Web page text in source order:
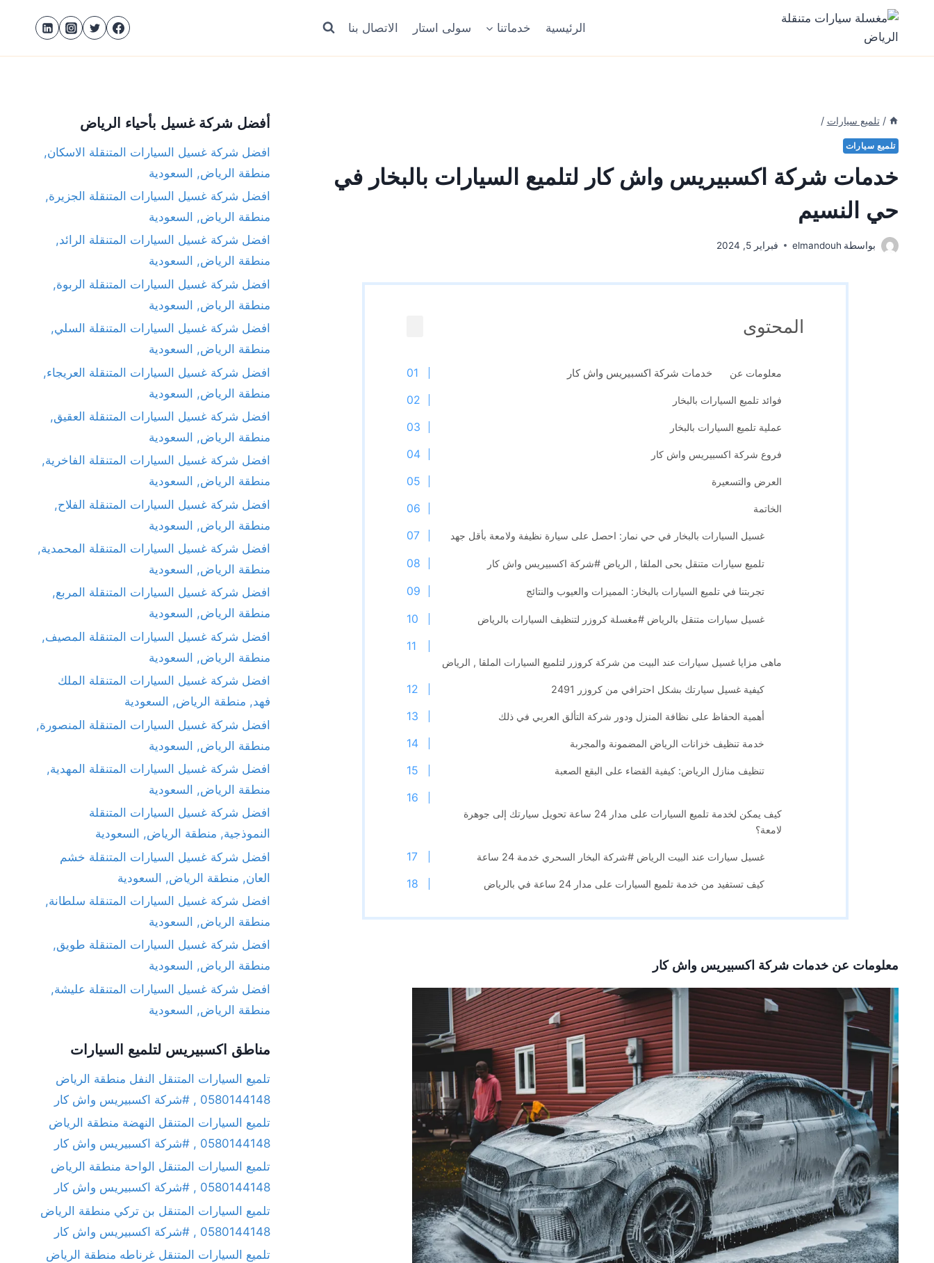
الرئيسية خدماتنا سولى استار الاتصال بنا
/ تلميع سيارات /
تلميع سيارات
خدمات شركة اكسبيريس واش كار لتلميع السيارات بالبخار في
حي النسيم
بواسطة elmandouh فبراير 5, 2024
المحتوى
معلومات عن خدمات شركة اكسبيريس واش كار
فوائد تلميع السيارات بالبخار
عملية تلميع السيارات بالبخار
فروع شركة اكسبيريس واش كار
العرض والتسعيرة
الخاتمة
غسيل السيارات بالبخار في حي نمار: احصل على سيارة نظيفة ولامعة بأقل جهد
تلميع سيارات متنقل بحى الملقا , الرياض #شركة اكسبيريس واش كار
تجربتنا في تلميع السيارات بالبخار: المميزات والعيوب والنتائج
غسيل سيارات متنقل بالرياض #مغسلة كروزر لتنظيف السيارات بالرياض
ماهى مزايا غسيل سيارات عند البيت من شركة كروزر لتلميع السيارات الملقا , الرياض
كيفية غسيل سيارتك بشكل احترافي من كروزر 2491
أهمية الحفاظ على نظافة المنزل ودور شركة التألق العربي في ذلك
خدمة تنظيف خزانات الرياض المضمونة والمجربة
تنظيف منازل الرياض: كيفية القضاء على البقع الصعبة
كيف يمكن لخدمة تلميع السيارات على مدار 24 ساعة تحويل سيارتك إلى جوهرة
لامعة؟
غسيل سيارات عند البيت الرياض #شركة البخار السحري خدمة 24 ساعة
كيف تستفيد من خدمة تلميع السيارات على مدار 24 ساعة في بالرياض
معلومات عنخدمات شركة اكسبيريس واش كار
أفضل شركة غسيل بأحياء الرياض
افضل شركة غسيل السيارات المتنقلة الاسكان,
منطقة الرياض, السعودية
افضل شركة غسيل السيارات المتنقلة الجزيرة,
منطقة الرياض, السعودية
افضل شركة غسيل السيارات المتنقلة الرائد,
منطقة الرياض, السعودية
افضل شركة غسيل السيارات المتنقلة الربوة,
منطقة الرياض, السعودية
افضل شركة غسيل السيارات المتنقلة السلي,
منطقة الرياض, السعودية
افضل شركة غسيل السيارات المتنقلة العريجاء,
منطقة الرياض, السعودية
افضل شركة غسيل السيارات المتنقلة العقيق,
منطقة الرياض, السعودية
افضل شركة غسيل السيارات المتنقلة الفاخرية,
منطقة الرياض, السعودية
افضل شركة غسيل السيارات المتنقلة الفلاح,
منطقة الرياض, السعودية
افضل شركة غسيل السيارات المتنقلة المحمدية,
منطقة الرياض, السعودية
افضل شركة غسيل السيارات المتنقلة المربع,
منطقة الرياض, السعودية
افضل شركة غسيل السيارات المتنقلة المصيف,
منطقة الرياض, السعودية
افضل شركة غسيل السيارات المتنقلة الملك
فهد, منطقة الرياض, السعودية
افضل شركة غسيل السيارات المتنقلة المنصورة,
منطقة الرياض, السعودية
افضل شركة غسيل السيارات المتنقلة المهدية,
منطقة الرياض, السعودية
افضل شركة غسيل السيارات المتنقلة
النموذجية, منطقة الرياض, السعودية
افضل شركة غسيل السيارات المتنقلة خشم
العان, منطقة الرياض, السعودية
افضل شركة غسيل السيارات المتنقلة سلطانة,
منطقة الرياض, السعودية
افضل شركة غسيل السيارات المتنقلة طويق,
منطقة الرياض, السعودية
افضل شركة غسيل السيارات المتنقلة عليشة,
منطقة الرياض, السعودية
مناطق اكسبيريس لتلميع السيارات
تلميع السيارات المتنقل النفل منطقة الرياض
0580144148 , #شركة اكسبيريس واش كار
تلميع السيارات المتنقل النهضة منطقة الرياض
0580144148 , #شركة اكسبيريس واش كار
تلميع السيارات المتنقل الواحة منطقة الرياض
0580144148 , #شركة اكسبيريس واش كار
تلميع السيارات المتنقل بن تركي منطقة الرياض
0580144148 , #شركة اكسبيريس واش كار
تلميع السيارات المتنقل غرناطه منطقة الرياض